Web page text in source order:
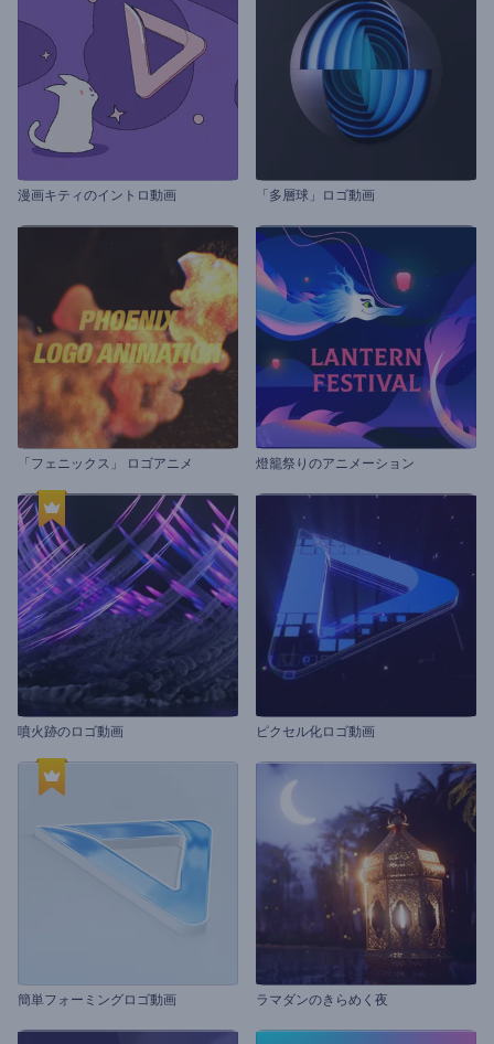
漫画キティのイントロ動画 「多層球」ロゴ動画
「フェニックス」 ロゴアニメ 燈籠祭りのアニメーション
噴火跡のロゴ動画 ピクセル化ロゴ動画
簡単フォーミングロゴ動画 ラマダンのきらめく夜